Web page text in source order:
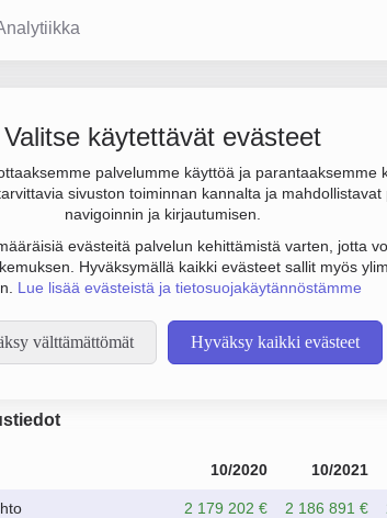
Valitse käytettävät evästeet
palvelumme käyttöä ja parantaaksemme
sivuston toiminnan kannalta ja
navigoinnin ja kirjautumisen.
evästeitä palvelun kehittämistä varten, jotta
Hyväksymällä kaikki evästeet sallit myös
Lue lisää evästeistä ja tietosuojakäytännöstämme
välttämättömät Hyväksy kaikki evästeet
17. Sen päätoimiala on
(OY).
10/2020 10/2021
2 179 202 € 2 186 891 €